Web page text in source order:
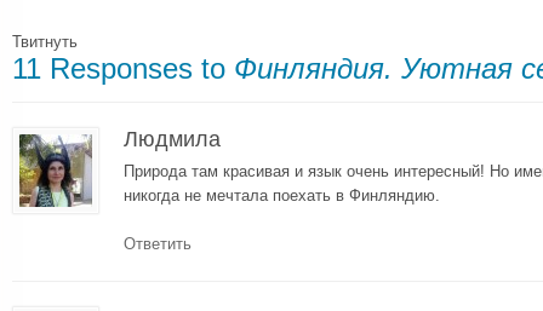
Твитнуть
11 Responses to Финляндия. Уютная
Людмила
Природа там красивая и язык очень интересный! Но
никогда не мечтала поехать в Финляндию.
Ответить